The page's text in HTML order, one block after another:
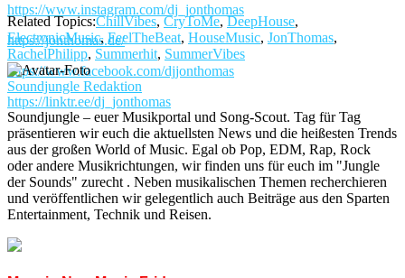
https://www.instagram.com/dj_jonthomas
https://jonthomas.de/
https://www.facebook.com/djjonthomas
https://linktr.ee/dj_jonthomas
Related Topics:ChillVibes,CryToMe,DeepHouse,
ElectronicMusic, FeelTheBeat, HouseMusic, JonThomas,
RachelPhilipp, Summerhit, SummerVibes
Soundjungle Redaktion
Soundjungle – euer Musikportal und Song-Scout. Tag für Tag
präsentieren wir euch die aktuellsten News und die heißesten Trends
aus der großen World of Music. Egal ob Pop, EDM, Rap, Rock
oder andere Musikrichtungen, wir finden uns für euch im "Jungle
der Sounds" zurecht . Neben musikalischen Themen recherchieren
und veröffentlichen wir gelegentlich auch Beiträge aus den Sparten
Entertainment, Technik und Reisen.